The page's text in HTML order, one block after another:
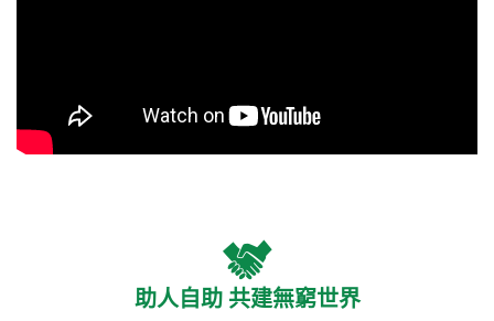
助人自助 共建無窮世界